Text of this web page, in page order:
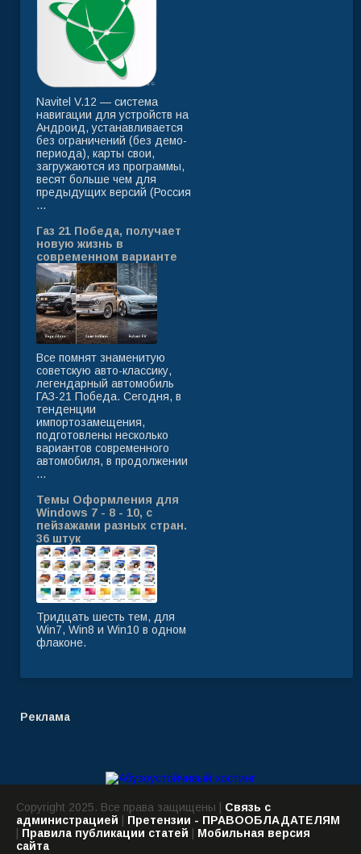
Navitel V.12 — система
навигации для устройств на
Андроид, устанавливается
без ограничений (без демо-
периода), карты свои,
загружаются из программы,
весят больше чем для
предыдущих версий (Россия
...
Газ 21 Победа, получает
новую жизнь в
современном варианте
Все помнят знаменитую
советскую авто-классику,
легендарный автомобиль
ГАЗ-21 Победа. Сегодня, в
тенденции
импортозамещения,
подготовлены несколько
вариантов современного
автомобиля, в продолжении
...
Темы Оформления для
Windows 7 - 8 - 10, с
пейзажами разных стран.
36 штук
Тридцать шесть тем, для
Win7, Win8 и Win10 в одном
флаконе.
Реклама
Copyright 2025. Все права защищены | Связь с
администрацией
Претензии - ПРАВООБЛАДАТЕЛЯМ
Правила публикации статей
Мобильная версия
сайта